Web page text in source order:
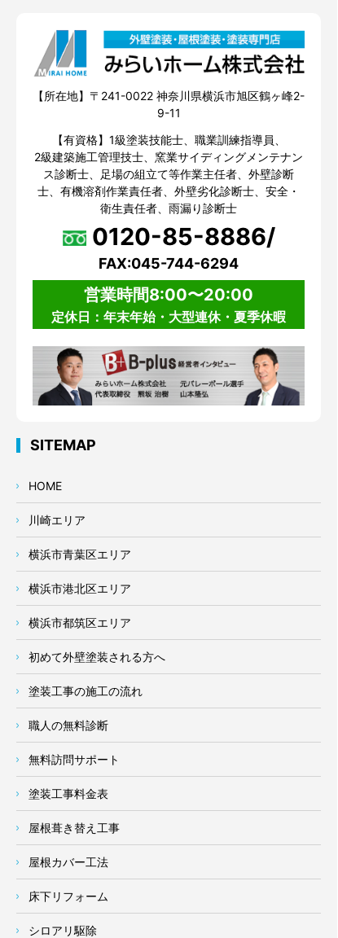
【所在地】〒241-0022 神奈川県横浜市旭区鶴ヶ峰2-
9-11
【有資格】1級塗装技能士、職業訓練指導員、
2級建築施工管理技士、窯業サイディングメンテナン
ス診断士、足場の組立て等作業主任者、外壁診断
士、有機溶剤作業責任者、外壁劣化診断士、安全・
衛生責任者、雨漏り診断士
0120-85-8886/
FAX:045-744-6294
営業時間8:00〜20:00
定休日：年末年始・大型連休・夏季休暇
SITEMAP
HOME
川崎エリア
横浜市青葉区エリア
横浜市港北区エリア
横浜市都筑区エリア
初めて外壁塗装される方へ
塗装工事の施工の流れ
職人の無料診断
無料訪問サポート
塗装工事料金表
屋根葺き替え工事
屋根カバー工法
床下リフォーム
シロアリ駆除